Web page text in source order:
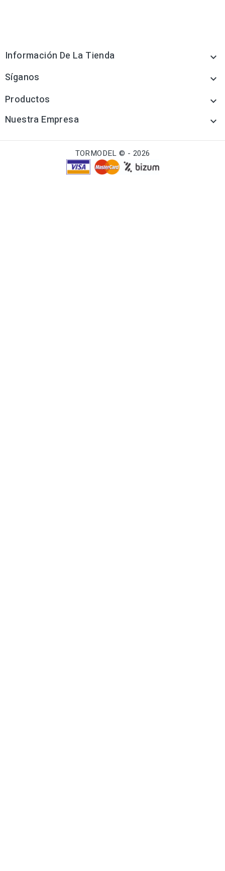
Información De La Tienda 
Síganos 
Productos 
Nuestra Empresa 
TORMODEL © - 2026